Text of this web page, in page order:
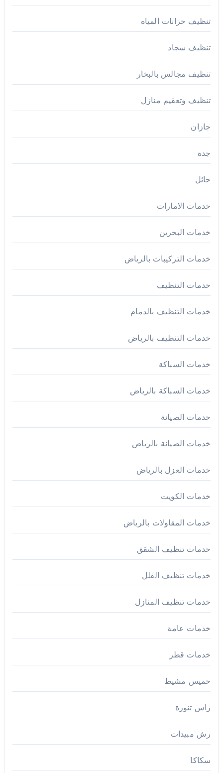
تنظيف خزانات المياه
تنظيف سجاد
تنظيف مجالس بالبخار
تنظيف وتعقيم منازل
جازان
جدة
حائل
خدمات الامارات
خدمات البحرين
خدمات التركيبات بالرياض
خدمات التنظيف
خدمات التنظيف بالدمام
خدمات التنظيف بالرياض
خدمات السباكة
خدمات السباكة بالرياض
خدمات الصيانة
خدمات الصيانة بالرياض
خدمات العزل بالرياض
خدمات الكويت
خدمات المقاولات بالرياض
خدمات تنظيف الشقق
خدمات تنظيف الفلل
خدمات تنظيف المنازل
خدمات عامة
خدمات قطر
خميس مشيط
راس تنورة
رش مبيدات
سكاكا